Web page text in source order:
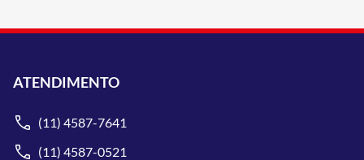
ATENDIMENTO
(11) 4587-7641
(11) 4587-0521